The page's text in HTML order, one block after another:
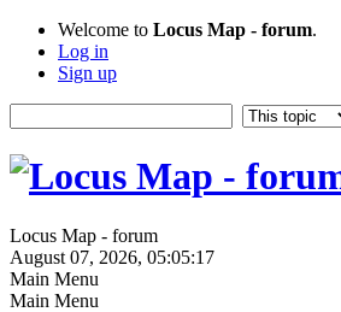
Welcome to Locus Map - forum.
Log in
Sign up
Locus Map - forum
August 07, 2026, 05:05:17
Main Menu
Main Menu